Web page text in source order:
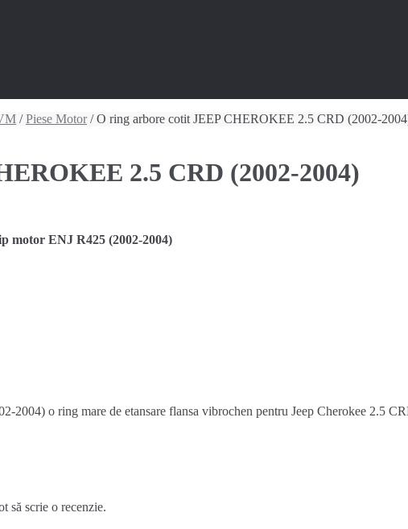
/Piese Motor/ O ring arbore cotit JEEP CHEROKEE 2.5 CRD (2002-
2.5 CRD (2002-2004)
motor ENJ R425 (2002-2004)
2004) o ring mare de etansare flansa vibrochen pentru Jeep Cherokee 2.5
să scrie o recenzie.